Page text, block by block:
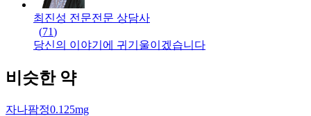
최진성 전문전문 상담사
(71)
당신의 이야기에 귀기울이겠습니다
비슷한 약
자나팜정0.125mg